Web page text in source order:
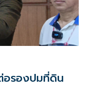
อรองปมที่ดิน